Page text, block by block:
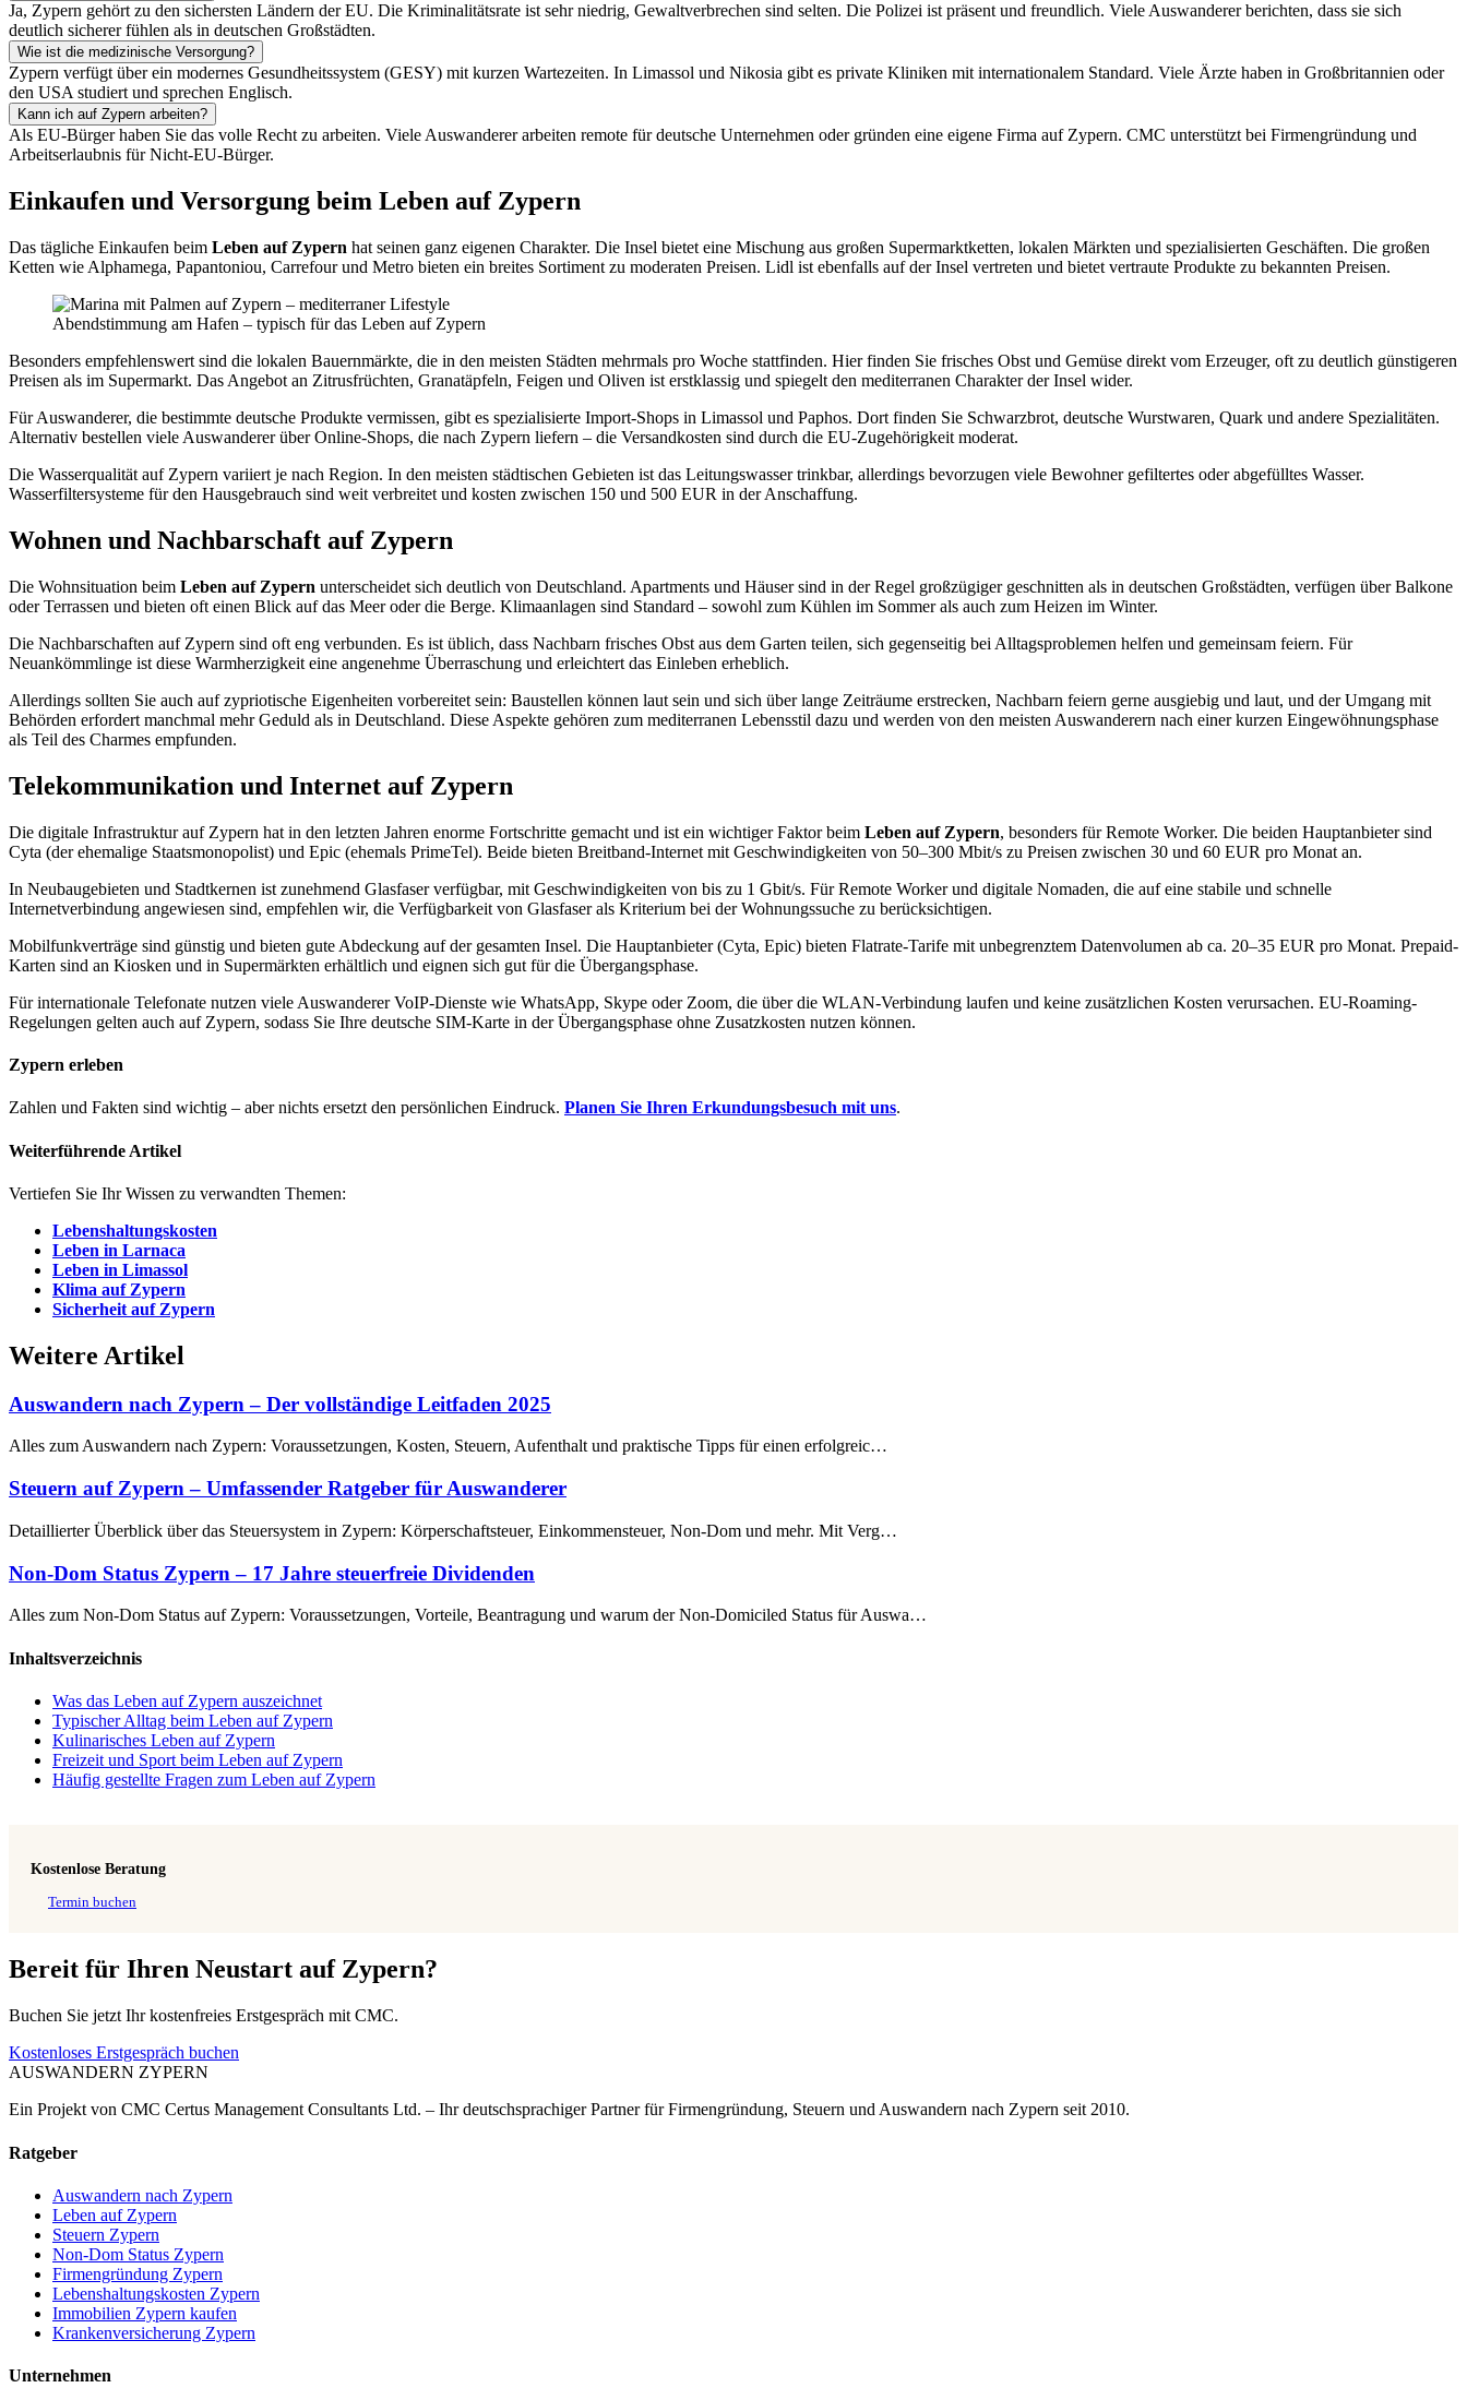
Ja, Zypern gehört zu den sichersten Ländern der EU. Die Kriminalitätsrate ist sehr niedrig, Gewaltverbrechen sind selten. Die Polizei ist präsent und freundlich. Viele Auswanderer berichten, dass sie sich
deutlich sicherer fühlen als in deutschen Großstädten.
Wie ist die medizinische Versorgung?
Zypern verfügt über ein modernes Gesundheitssystem (GESY) mit kurzen Wartezeiten. In Limassol und Nikosia gibt es private Kliniken mit internationalem Standard. Viele Ärzte haben in Großbritannien oder
den USA studiert und sprechen Englisch.
Kann ich auf Zypern arbeiten?
Als EU-Bürger haben Sie das volle Recht zu arbeiten. Viele Auswanderer arbeiten remote für deutsche Unternehmen oder gründen eine eigene Firma auf Zypern. CMC unterstützt bei Firmengründung und
Arbeitserlaubnis für Nicht-EU-Bürger.
Einkaufen und Versorgung beim Leben auf Zypern
Das tägliche Einkaufen beim Leben auf Zypern hat seinen ganz eigenen Charakter. Die Insel bietet eine Mischung aus großen Supermarktketten, lokalen Märkten und spezialisierten Geschäften. Die großen
Ketten wie Alphamega, Papantoniou, Carrefour und Metro bieten ein breites Sortiment zu moderaten Preisen. Lidl ist ebenfalls auf der Insel vertreten und bietet vertraute Produkte zu bekannten Preisen.
Abendstimmung am Hafen – typisch für das Leben auf Zypern
Besonders empfehlenswert sind die lokalen Bauernmärkte, die in den meisten Städten mehrmals pro Woche stattfinden. Hier finden Sie frisches Obst und Gemüse direkt vom Erzeuger, oft zu deutlich günstigeren
Preisen als im Supermarkt. Das Angebot an Zitrusfrüchten, Granatäpfeln, Feigen und Oliven ist erstklassig und spiegelt den mediterranen Charakter der Insel wider.
Für Auswanderer, die bestimmte deutsche Produkte vermissen, gibt es spezialisierte Import-Shops in Limassol und Paphos. Dort finden Sie Schwarzbrot, deutsche Wurstwaren, Quark und andere Spezialitäten.
Alternativ bestellen viele Auswanderer über Online-Shops, die nach Zypern liefern – die Versandkosten sind durch die EU-Zugehörigkeit moderat.
Die Wasserqualität auf Zypern variiert je nach Region. In den meisten städtischen Gebieten ist das Leitungswasser trinkbar, allerdings bevorzugen viele Bewohner gefiltertes oder abgefülltes Wasser.
Wasserfiltersysteme für den Hausgebrauch sind weit verbreitet und kosten zwischen 150 und 500 EUR in der Anschaffung.
Wohnen und Nachbarschaft auf Zypern
Die Wohnsituation beim Leben auf Zypern unterscheidet sich deutlich von Deutschland. Apartments und Häuser sind in der Regel großzügiger geschnitten als in deutschen Großstädten, verfügen über Balkone
oder Terrassen und bieten oft einen Blick auf das Meer oder die Berge. Klimaanlagen sind Standard – sowohl zum Kühlen im Sommer als auch zum Heizen im Winter.
Die Nachbarschaften auf Zypern sind oft eng verbunden. Es ist üblich, dass Nachbarn frisches Obst aus dem Garten teilen, sich gegenseitig bei Alltagsproblemen helfen und gemeinsam feiern. Für
Neuankömmlinge ist diese Warmherzigkeit eine angenehme Überraschung und erleichtert das Einleben erheblich.
Allerdings sollten Sie auch auf zypriotische Eigenheiten vorbereitet sein: Baustellen können laut sein und sich über lange Zeiträume erstrecken, Nachbarn feiern gerne ausgiebig und laut, und der Umgang mit
Behörden erfordert manchmal mehr Geduld als in Deutschland. Diese Aspekte gehören zum mediterranen Lebensstil dazu und werden von den meisten Auswanderern nach einer kurzen Eingewöhnungsphase
als Teil des Charmes empfunden.
Telekommunikation und Internet auf Zypern
Die digitale Infrastruktur auf Zypern hat in den letzten Jahren enorme Fortschritte gemacht und ist ein wichtiger Faktor beim Leben auf Zypern, besonders für Remote Worker. Die beiden Hauptanbieter sind
Cyta (der ehemalige Staatsmonopolist) und Epic (ehemals PrimeTel). Beide bieten Breitband-Internet mit Geschwindigkeiten von 50–300 Mbit/s zu Preisen zwischen 30 und 60 EUR pro Monat an.
In Neubaugebieten und Stadtkernen ist zunehmend Glasfaser verfügbar, mit Geschwindigkeiten von bis zu 1 Gbit/s. Für Remote Worker und digitale Nomaden, die auf eine stabile und schnelle
Internetverbindung angewiesen sind, empfehlen wir, die Verfügbarkeit von Glasfaser als Kriterium bei der Wohnungssuche zu berücksichtigen.
Mobilfunkverträge sind günstig und bieten gute Abdeckung auf der gesamten Insel. Die Hauptanbieter (Cyta, Epic) bieten Flatrate-Tarife mit unbegrenztem Datenvolumen ab ca. 20–35 EUR pro Monat. Prepaid-
Karten sind an Kiosken und in Supermärkten erhältlich und eignen sich gut für die Übergangsphase.
Für internationale Telefonate nutzen viele Auswanderer VoIP-Dienste wie WhatsApp, Skype oder Zoom, die über die WLAN-Verbindung laufen und keine zusätzlichen Kosten verursachen. EU-Roaming-
Regelungen gelten auch auf Zypern, sodass Sie Ihre deutsche SIM-Karte in der Übergangsphase ohne Zusatzkosten nutzen können.
Zypern erleben
Zahlen und Fakten sind wichtig – aber nichts ersetzt den persönlichen Eindruck. Planen Sie Ihren Erkundungsbesuch mit uns.
Weiterführende Artikel
Vertiefen Sie Ihr Wissen zu verwandten Themen:
Lebenshaltungskosten
Leben in Larnaca
Leben in Limassol
Klima auf Zypern
Sicherheit auf Zypern
Weitere Artikel
Auswandern nach Zypern – Der vollständige Leitfaden 2025
Alles zum Auswandern nach Zypern: Voraussetzungen, Kosten, Steuern, Aufenthalt und praktische Tipps für einen erfolgreic…
Steuern auf Zypern – Umfassender Ratgeber für Auswanderer
Detaillierter Überblick über das Steuersystem in Zypern: Körperschaftsteuer, Einkommensteuer, Non-Dom und mehr. Mit Verg…
Non-Dom Status Zypern – 17 Jahre steuerfreie Dividenden
Alles zum Non-Dom Status auf Zypern: Voraussetzungen, Vorteile, Beantragung und warum der Non-Domiciled Status für Auswa…
Inhaltsverzeichnis
Was das Leben auf Zypern auszeichnet
Typischer Alltag beim Leben auf Zypern
Kulinarisches Leben auf Zypern
Freizeit und Sport beim Leben auf Zypern
Häufig gestellte Fragen zum Leben auf Zypern
Kostenlose Beratung
Termin buchen
Bereit für Ihren Neustart auf Zypern?
Buchen Sie jetzt Ihr kostenfreies Erstgespräch mit CMC.
Kostenloses Erstgespräch buchen
AUSWANDERN ZYPERN
Ein Projekt von CMC Certus Management Consultants Ltd. – Ihr deutschsprachiger Partner für Firmengründung, Steuern und Auswandern nach Zypern seit 2010.
Ratgeber
Auswandern nach Zypern
Leben auf Zypern
Steuern Zypern
Non-Dom Status Zypern
Firmengründung Zypern
Lebenshaltungskosten Zypern
Immobilien Zypern kaufen
Krankenversicherung Zypern
Unternehmen